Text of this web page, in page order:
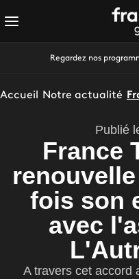
Regardez nos
Accueil Notre actualité
Publié
France
fois son
avec
A travers cet accord